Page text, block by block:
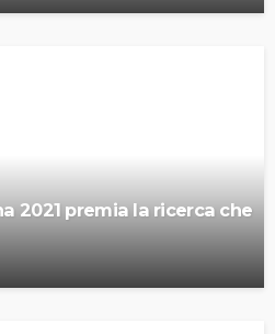
2021 premia la ricerca che